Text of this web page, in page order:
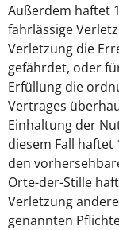
Außerdem haftet
fahrlässige
Verletzung die
gefährdet, oder
Erfüllung die
Vertrages
Einhaltung der
diesem Fall
den
Orte-der-Stille
Verletzung
genannten